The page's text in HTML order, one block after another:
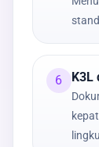
6 K3L